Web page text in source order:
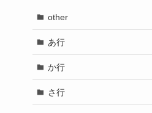
other
あ行
か行
さ行